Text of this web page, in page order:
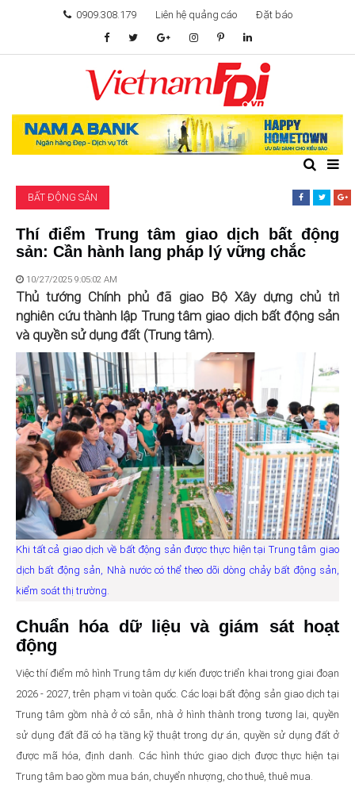
0909.308.179 Liên hệ quảng cáo Đặt báo
TÂM ĐIỂM ĐẦU TƯ
TÀI CHÍNH
KHỞI NGHIỆP
GIẢI TRÍ & CÔNG NGHỆ
BẤT ĐỘNG SẢN
Thí điểm Trung tâm giao dịch bất động
sản: Cần hành lang pháp lý vững chắc
10/27/2025 9:05:02 AM
Thủ tướng Chính phủ đã giao Bộ Xây dựng chủ trì
nghiên cứu thành lập Trung tâm giao dịch bất động sản
và quyền sử dụng đất (Trung tâm).
Khi tất cả giao dịch về bất động sản được thực hiện tại Trung tâm giao
dịch bất động sản, Nhà nước có thể theo dõi dòng chảy bất động sản,
kiểm soát thị trường.
Chuẩn hóa dữ liệu và giám sát hoạt
động
Việc thí điểm mô hình Trung tâm dự kiến được triển khai trong giai đoạn
2026 - 2027, trên phạm vi toàn quốc. Các loại bất động sản giao dịch tại
Trung tâm gồm nhà ở có sẵn, nhà ở hình thành trong tương lai, quyền
sử dụng đất đã có hạ tầng kỹ thuật trong dự án, quyền sử dụng đất ở
được mã hóa, định danh. Các hình thức giao dịch được thực hiện tại
Trung tâm bao gồm mua bán, chuyển nhượng, cho thuê, thuê mua.